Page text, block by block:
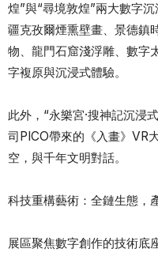
煌”與“尋境敦煌”兩大數字
疆克孜爾煙熏壁畫、景德鎮
物、龍門石窟淺浮雕、數字
字複原與沉浸式體驗。
此外，“永樂宮·搜神記沉浸
司PICO帶來的《入畫》VR
空，與千年文明對話。
科技重構藝術：全鏈生態，
展區聚焦數字創作的技術底